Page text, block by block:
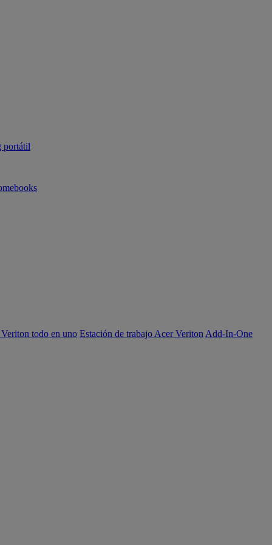
portátil
todo en uno Estación de trabajo Acer Veriton Add-In-One